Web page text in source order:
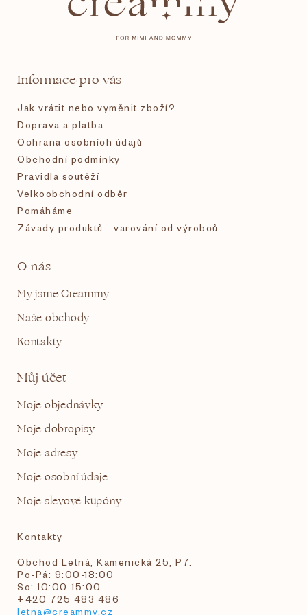
Informace pro vás
Jak vrátit nebo vyměnit zboží?
Doprava a platba
Ochrana osobních údajů
Obchodní podmínky
Pravidla soutěží
Velkoobchodní odběr
Pomáháme
Závady produktů - varování od výrobců
O nás
My jsme Creammy
Naše obchody
Kontakty
Můj účet
Moje objednávky
Moje dobropisy
Moje adresy
Moje osobní údaje
Moje slevové kupóny
Kontakty
Obchod Letná, Kamenická 25, P7:
Po-Pá: 9:00-18:00
So: 10:00-15:00
+420 725 483 486
letna@creammy.cz